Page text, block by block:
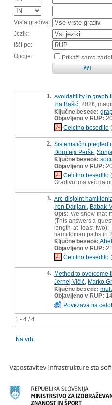
Vrsta gradiva:
Jezik:
Išči po:
Opcije:
Prikaži samo
1 - 4 / 4
1. Avoidability in graph
Ina Bašić , 2026,
Ključne besede:
Objavljeno v RUP:
Celotno besedilo
2. Sistematični pregled
Doroteja Perše
Ključne besede:
Objavljeno v RUP:
Celotno besedilo
Gradivo ima več
3. Arc-disjoint
Iren Darijani Babak
Opis: We show that
(This answers a
length at least two),
hamiltonian paths in
Ključne besede:
Objavljeno v RUP:
Celotno besedilo
4. Method to overcome
Jernej Vičič Marko
Ključne besede:
Objavljeno v RUP:
Povezava na
Na vrh